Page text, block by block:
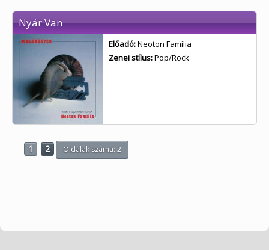
Nyár Van
Előadó:Neoton Família
Zenei stílus:Pop/Rock
1 2 Oldalak száma: 2